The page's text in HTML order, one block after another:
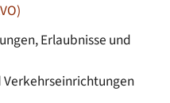
Erlaubnisse und
Verkehrseinrichtungen